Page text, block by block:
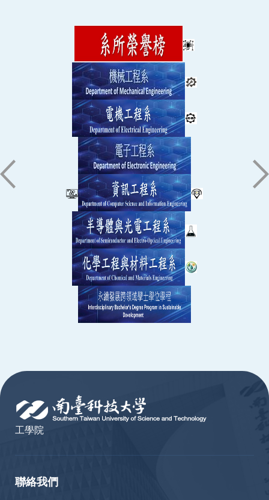
工學院
聯絡我們